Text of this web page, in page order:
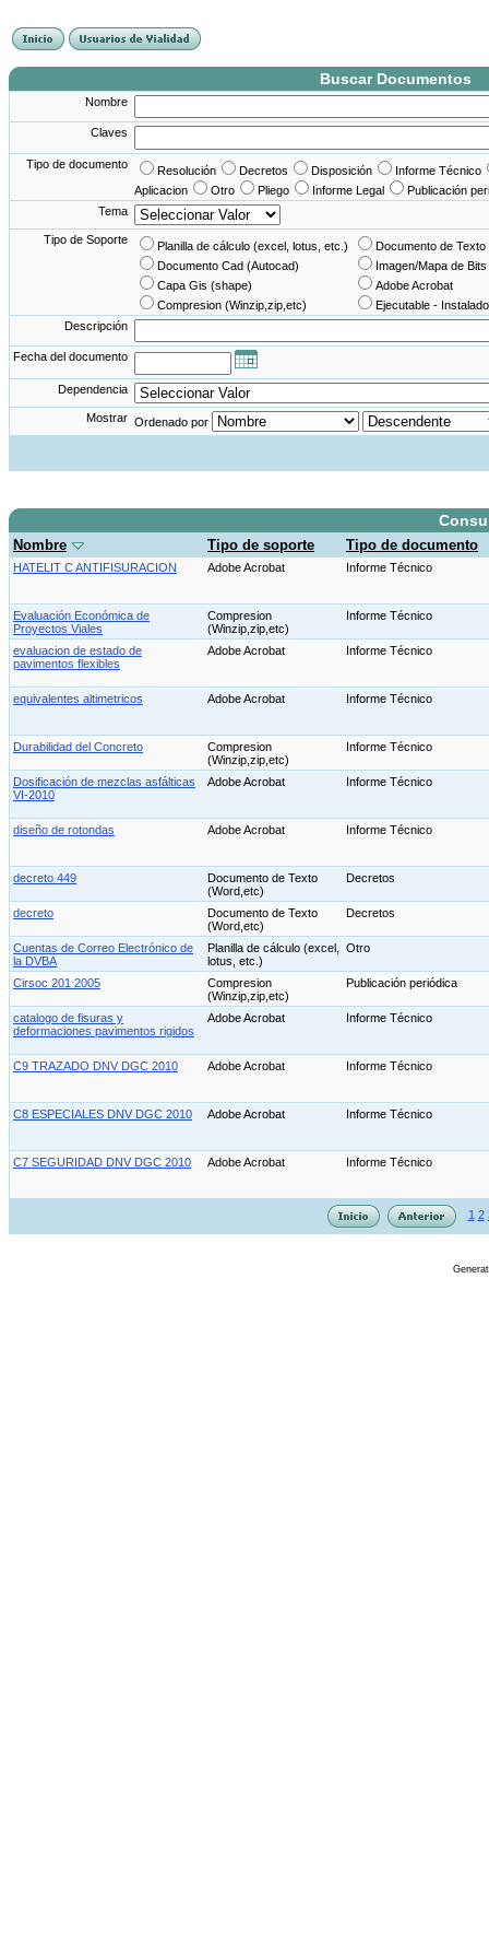
Buscar Documentos
Nombre
Claves
Tipo de documento Resolución Decretos Disposición
Informe Técnico
Aplicacion
Otro Pliego Informe Legal
Publicación
Tema
Tipo de Soporte Planilla de cálculo (excel, lotus, etc.)
Documento de
Documento Cad (Autocad)
Imagen/Mapa de Bits
Capa Gis (shape)
Adobe Acrobat
Compresion (Winzip,zip,etc)
Ejecutable -
Descripción
Fecha del documento
Dependencia
Mostrar Ordenado por
Nombre Tipo de soporte Tipo de documento
HATELIT C ANTIFISURACION Adobe Acrobat Informe Técnico
Evaluación Económica de
Proyectos Viales
Compresion
(Winzip,zip,etc)
Informe Técnico
evaluacion de estado de
pavimentos flexibles
Adobe Acrobat Informe Técnico
equivalentes altimetricos Adobe Acrobat Informe Técnico
Durabilidad del Concreto
Compresion
(Winzip,zip,etc)
Informe Técnico
Dosificación de mezclas asfálticas
VI-2010
Adobe Acrobat Informe Técnico
diseño de rotondas Adobe Acrobat Informe Técnico
decreto 449
Documento de Texto
(Word,etc)
Decretos
decreto
Documento de Texto
(Word,etc)
Decretos
Cuentas de Correo Electrónico de
la DVBA
Planilla de cálculo (excel,
lotus, etc.)
Otro
Cirsoc 201 2005
Compresion
(Winzip,zip,etc)
Publicación periódica
catalogo de fisuras y
deformaciones pavimentos rigidos
Adobe Acrobat Informe Técnico
C9 TRAZADO DNV DGC 2010 Adobe Acrobat Informe Técnico
C8 ESPECIALES DNV DGC 2010 Adobe Acrobat Informe Técnico
C7 SEGURIDAD DNV DGC 2010 Adobe Acrobat Informe Técnico
1 2